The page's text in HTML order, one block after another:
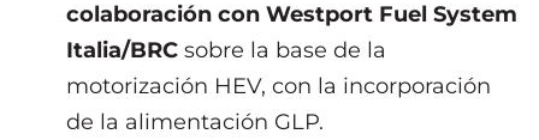
colaboración con Westport Fuel System
Italia/BRC sobre la base de la
motorización HEV, con la incorporación
de la alimentación GLP.